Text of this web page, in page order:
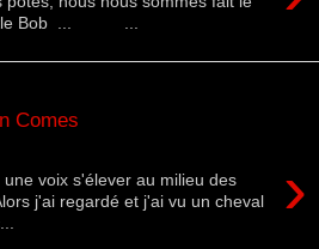
Bob ... ...
Comes
›
une voix s'élever au milieu des
j'ai regardé et j'ai vu un cheval